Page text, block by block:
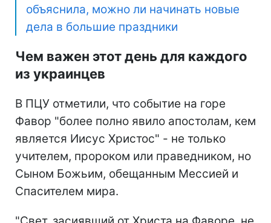
объяснила, можно ли начинать новые
дела в большие праздники
Чем важен этот день для каждого
из украинцев
В ПЦУ отметили, что событие на горе
Фавор "более полно явило апостолам, кем
является Иисус Христос" - не только
учителем, пророком или праведником, но
Сыном Божьим, обещанным Мессией и
Спасителем мира.